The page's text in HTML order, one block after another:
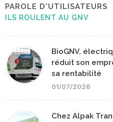
PAROLE D'UTILISATEURS
ILS ROULENT AU GNV
BioGNV,
réduit son
sa rentabilité
01/07/2026
Chez Alpak